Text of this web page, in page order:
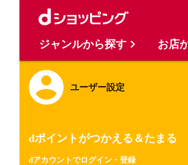
ユーザー設定
dポイントがつかえる＆たまる
dアカウントでログイン・登録
ジャンルから探す お店